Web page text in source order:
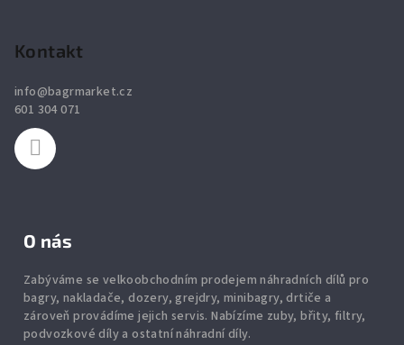
Kontakt
info@bagrmarket.cz
601 304 071
O nás
Zabýváme se velkoobchodním prodejem náhradních dílů pro
bagry, nakladače, dozery, grejdry, minibagry, drtiče a
zároveň provádíme jejich servis. Nabízíme zuby,břity,filtry,
podvozkové díly a ostatní náhradní díly.